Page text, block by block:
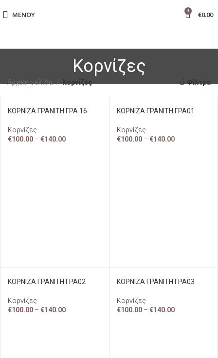
ΜΕΝΟΎ 0 €0.00
Κορνίζες
Αρχική σελίδα Κορνίζες Φίλτρα
ΚΟΡΝΙΖΑ ΓΡΑΝΙΤΗ ΓΡΑ 16
Κορνίζες
€100.00 – €140.00
ΚΟΡΝΙΖΑ ΓΡΑΝΙΤΗ ΓΡΑ01
Κορνίζες
€100.00 – €140.00
ΚΟΡΝΙΖΑ ΓΡΑΝΙΤΗ ΓΡΑ02
Κορνίζες
€100.00 – €140.00
ΚΟΡΝΙΖΑ ΓΡΑΝΙΤΗ ΓΡΑ03
Κορνίζες
€100.00 – €140.00